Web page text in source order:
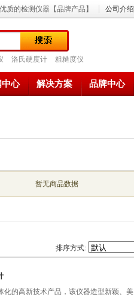
洛氏硬度计 粗糙度仪
中心 解决方案 品牌中心
公司介绍
质的检测仪器【品牌产品】
暂无商品数据
排序方式:
化的高新技术产品，该仪器造型新颖、美